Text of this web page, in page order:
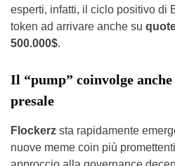
esperti, infatti, il ciclo positivo di
token ad arrivare anche su
500.000$.
Il “pump” coinvolge
presale
Flockerz sta rapidamente
nuove meme coin più